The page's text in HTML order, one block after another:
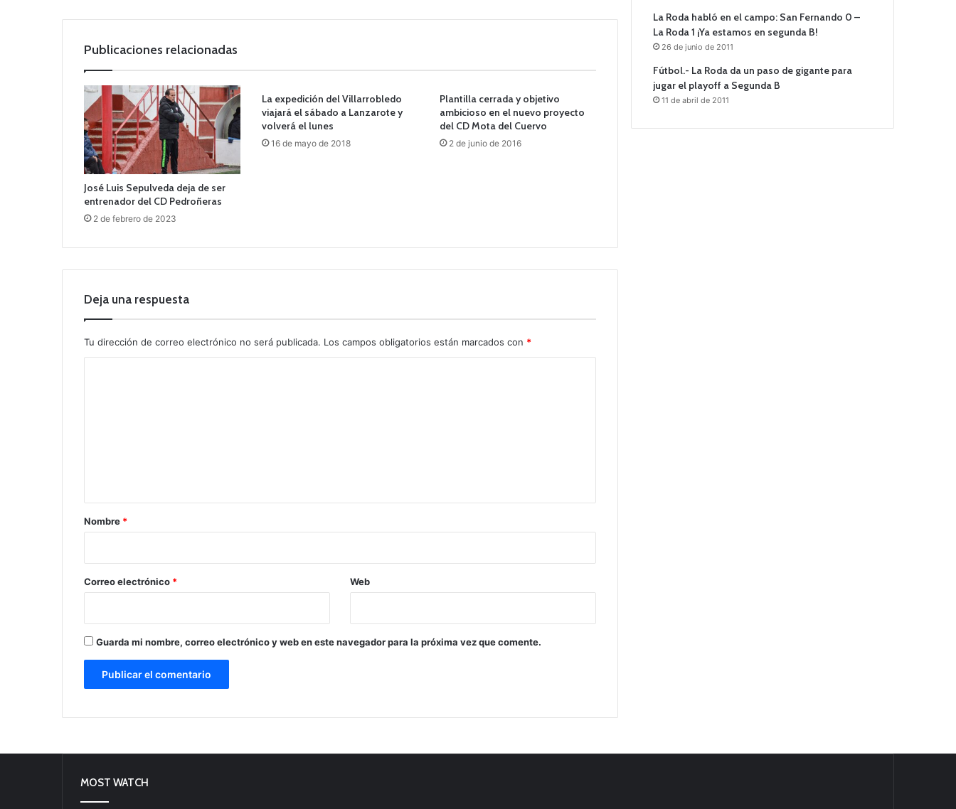
Publicaciones relacionadas
José Luis Sepulveda deja de ser
entrenador del CD Pedroñeras
2 de febrero de 2023
La expedición del Villarrobledo
viajará el sábado a Lanzarote y
volverá el lunes
16 de mayo de 2018
Plantilla cerrada y objetivo
ambicioso en el nuevo proyecto
del CD Mota del Cuervo
2 de junio de 2016
Deja una respuesta
Tu dirección de correo electrónico no será publicada. Los campos obligatorios están marcados con *
r
*
Nombre *
Correo electrónico * Web
Guarda mi nombre, correo electrónico y web en este navegador para la próxima vez que comente.
La Roda habló en el campo: San Fernando 0 –
La Roda 1 ¡Ya estamos en segunda B!
26 de junio de 2011
Fútbol.- La Roda da un paso de gigante para
jugar el playoff a Segunda B
11 de abril de 2011
MOST WATCH